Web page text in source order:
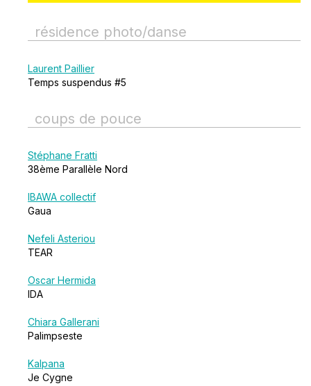
résidence photo/danse
Laurent Paillier
Temps suspendus #5
coups de pouce
Stéphane Fratti
38ème Parallèle Nord
IBAWA collectif
Gaua
Nefeli Asteriou
TEAR
Oscar Hermida
IDA
Chiara Gallerani
Palimpseste
Kalpana
Je Cygne